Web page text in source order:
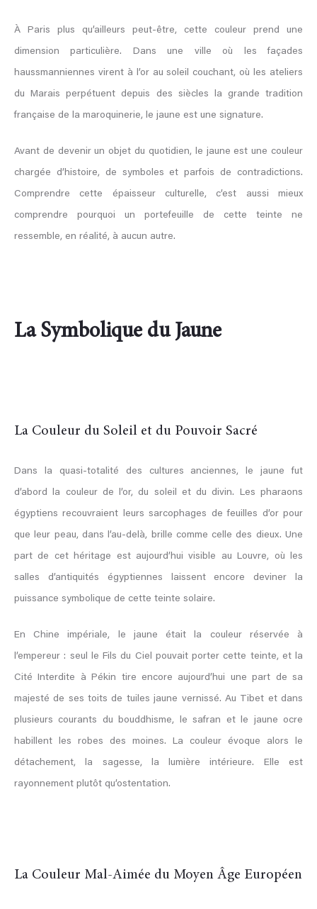
À Paris plus qu’ailleurs peut-être, cette couleur prend une
dimension particulière. Dans une ville où les façades
haussmanniennes virent à l’or au soleil couchant, où les ateliers
du Marais perpétuent depuis des siècles la grande tradition
française de la maroquinerie, le jaune est une signature.
Avant de devenir un objet du quotidien, le jaune est une couleur
chargée d’histoire, de symboles et parfois de contradictions.
Comprendre cette épaisseur culturelle, c’est aussi mieux
comprendre pourquoi un portefeuille de cette teinte ne
ressemble, en réalité, à aucun autre.
La Symbolique du Jaune
La Couleur du Soleil et du Pouvoir Sacré
Dans la quasi-totalité des cultures anciennes, le jaune fut
d’abord la couleur de l’or, du soleil et du divin. Les pharaons
égyptiens recouvraient leurs sarcophages de feuilles d’or pour
que leur peau, dans l’au-delà, brille comme celle des dieux. Une
part de cet héritage est aujourd’hui visible au Louvre, où les
salles d’antiquités égyptiennes laissent encore deviner la
puissance symbolique de cette teinte solaire.
En Chine impériale, le jaune était la couleur réservée à
l’empereur : seul le Fils du Ciel pouvait porter cette teinte, et la
Cité Interdite à Pékin tire encore aujourd’hui une part de sa
majesté de ses toits de tuiles jaune vernissé. Au Tibet et dans
plusieurs courants du bouddhisme, le safran et le jaune ocre
habillent les robes des moines. La couleur évoque alors le
détachement, la sagesse, la lumière intérieure. Elle est
rayonnement plutôt qu’ostentation.
La Couleur Mal-Aimée du Moyen Âge Européen